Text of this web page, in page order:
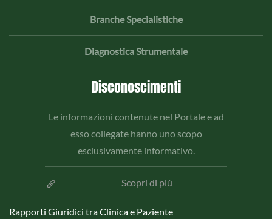
Branche Specialistiche
Diagnostica Strumentale
Disconoscimenti
Le informazioni contenute nel Portale e ad
esso collegate hanno uno scopo
esclusivamente informativo.
Scopri di più
Rapporti Giuridici tra Clinica e Paziente